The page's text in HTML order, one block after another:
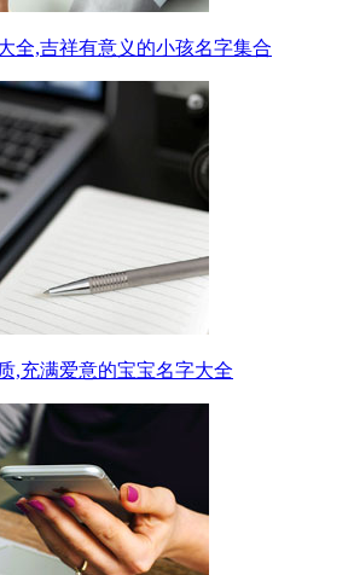
全,吉祥有意义的小孩名字集合
,充满爱意的宝宝名字大全